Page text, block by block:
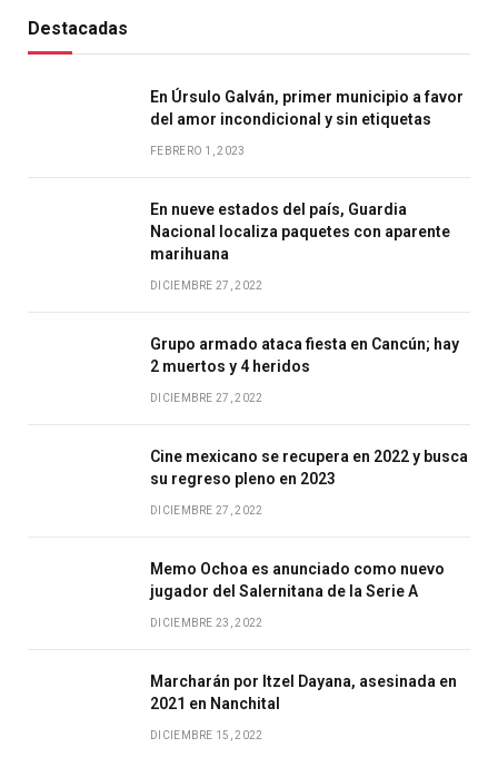
Destacadas
En Úrsulo Galván, primer municipio a favor
del amor incondicional y sin etiquetas
FEBRERO 1, 2023
En nueve estados del país, Guardia
Nacional localiza paquetes con aparente
marihuana
DICIEMBRE 27, 2022
Grupo armado ataca fiesta en Cancún; hay
2 muertos y 4 heridos
DICIEMBRE 27, 2022
Cine mexicano se recupera en 2022 y busca
su regreso pleno en 2023
DICIEMBRE 27, 2022
Memo Ochoa es anunciado como nuevo
jugador del Salernitana de la Serie A
DICIEMBRE 23, 2022
Marcharán por Itzel Dayana, asesinada en
2021 en Nanchital
DICIEMBRE 15, 2022